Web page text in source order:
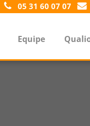
05 31 60 07 07
Equipe